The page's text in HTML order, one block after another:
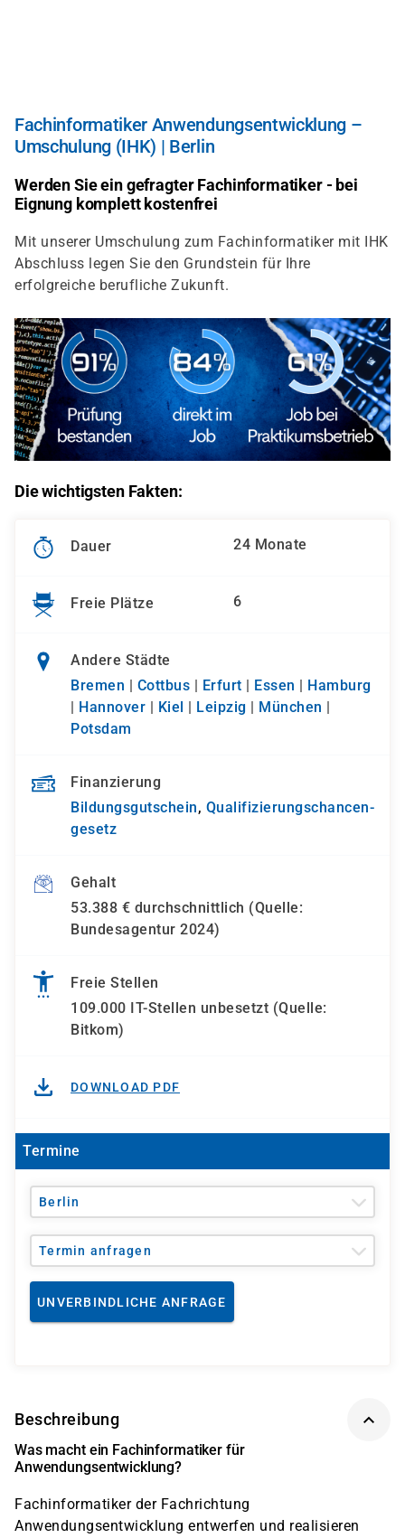
Fachinformatiker Anwendungsentwicklung –
Umschulung (IHK) | Berlin
Werden Sie ein gefragter Fachinformatiker - bei
Eignung komplett kostenfrei
Mit unserer Umschulung zum Fachinformatiker mit IHK
Abschluss legen Sie den Grundstein für Ihre
erfolgreiche berufliche Zukunft.
Die wichtigsten Fakten:
Dauer 24 Monate
Freie Plätze 6
Andere Städte
Bremen
Cottbus Erfurt Essen
Hamburg
Hannover Kiel Leipzig München
Potsdam
Finanzierung
Bildungsgutschein, Qualifizierungs­chancen­
gesetz
Gehalt
53.388 € durchschnittlich (Quelle:
Bundesagentur 2024)
Freie Stellen
109.000 IT-Stellen unbesetzt (Quelle:
Bitkom)
DOWNLOAD PDF
Termine
Berlin
Termin anfragen
UNVERBINDLICHE ANFRAGE
Beschreibung
Was macht ein Fachinformatiker für
Anwendungsentwicklung?
Fachinformatiker der Fachrichtung
Anwendungsentwicklung entwerfen und realisieren